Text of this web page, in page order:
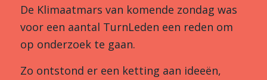
De Klimaatmars van komende zondag was
voor een aantal TurnLeden een reden om
op onderzoek te gaan.
Zo ontstond er een ketting aan ideeën,